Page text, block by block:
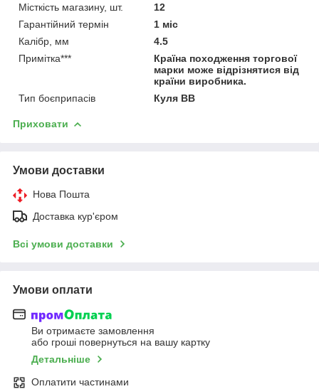
Місткість магазину, шт.
12
Гарантійний термін
1 міс
Калібр, мм
4.5
Примітка***
Країна походження торгової
марки може відрізнятися від
країни виробника.
Тип боєприпасів
Куля ВВ
Приховати
Умови доставки
Нова Пошта
Доставка кур'єром
Всі умови доставки
Умови оплати
Ви отримаєте замовлення
або гроші повернуться на вашу картку
Детальніше
Оплатити частинами